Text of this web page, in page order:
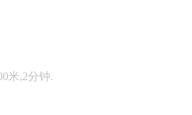
米,2分钟.